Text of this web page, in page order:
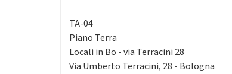
TA-04
Piano Terra
Locali in Bo - via Terracini 28
Via Umberto Terracini, 28 - Bologna